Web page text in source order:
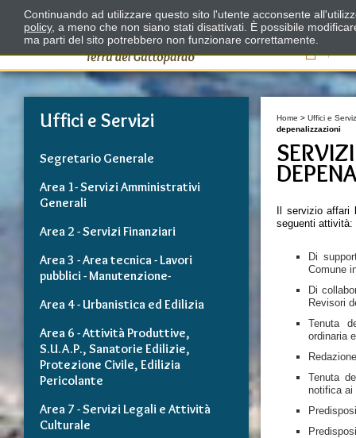
Il
Uffici e Servizi
Segretario Generale
Area 1- Servizi Amministrativi
Generali
Area 2 - Servizi Finanziari
Area 3 - Area tecnica - Lavori
pubblici - Manutenzione-
Area 4 - Urbanistica ed Edilizia
Area 6 - Attività Produttive,
S.U.A.P., Sanatorie Edilizie,
Protezione Civile, Edilizia
Pericolante
Area 7 - Servizi Legali e Attività
Culturale
Home >Uffici e
depenalizzazioni
Il servizio
seguenti attività:
Di
Comune
Di
Revisori
Tenuta
ordinaria
Tenuta
notifica ai
Continuando ad utilizzare questo sito l'utente acconsente
policy, a meno che non siano stati disattivati. È possibile
ma parti del sito potrebbero non funzionare correttamente.